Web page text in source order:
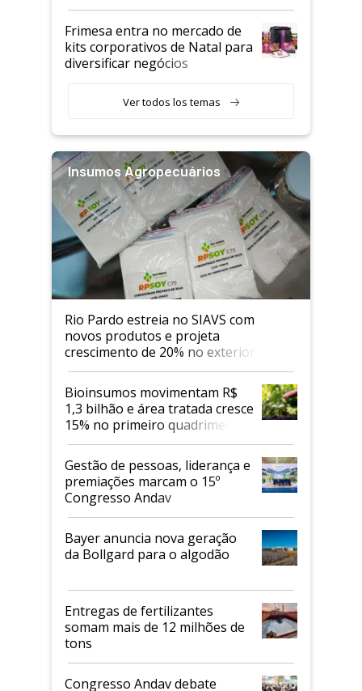
Frimesa entra no mercado de
kits corporativos de Natal para
diversificar negócios
Ver todos los temas
Insumos Agropecuários
Rio Pardo estreia no SIAVS com
novos produtos e projeta
crescimento de 20% no exterior
Bioinsumos movimentam R$
1,3 bilhão e área tratada cresce
15% no primeiro quadrimestre
de 2026
Gestão de pessoas, liderança e
premiações marcam o 15º
Congresso Andav
Bayer anuncia nova geração
da Bollgard para o algodão
Entregas de fertilizantes
somam mais de 12 milhões de
tons
Congresso Andav debate